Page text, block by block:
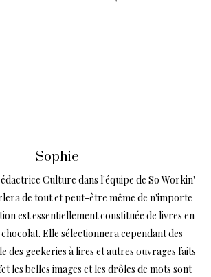
Sophie
Culture dans l'équipe de So Workin'
de tout et peut-être même de n'importe
est essentiellement constituée de livres en
Elle sélectionnera cependant des
des geekeries à lires et autres ouvrages faits
les belles images et les drôles de mots sont